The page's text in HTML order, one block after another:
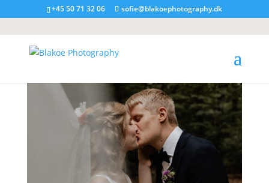
+45 50 71 32 06 sofie@blakoephotography.dk